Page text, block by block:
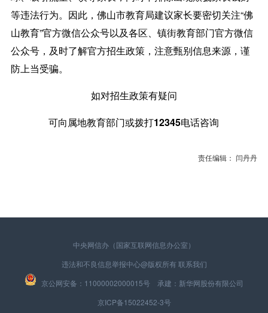
等违法行为。因此，佛山市教育局建议家长要密切关注“佛
山教育”官方微信公众号以及各区、镇街教育部门官方微信
公众号，及时了解官方招生政策，注意甄别信息来源，谨
防上当受骗。
如对招生政策有疑问
可向属地教育部门或拨打12345电话咨询
责任编辑： 闫丹丹
中央网信办（国家互联网信息办公室）
违法和不良信息举报中心@版权所有 联系我们
京公网安备：11000002000015号 承建：新华网股份有限公司
京ICP备15022452-3号